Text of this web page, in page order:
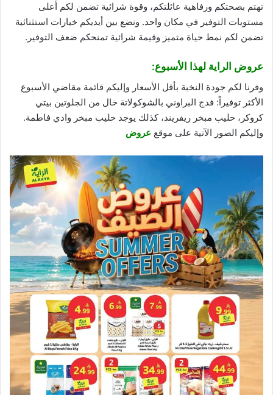
تهتم بصحتكم ورفاهية عائلتكم، وقوة شرائية تضمن لكم أعلى
مستويات التوفير في مكان واحد. ونضع بين أيديكم خيارات استثنائية
تضمن لكم نمط حياة متميز وقيمة شرائية تمنحكم ضعف التوفير.
عروض الراية لهذا الأسبوع:
وفرنا لكم جودة النخبة بأقل الأسعار وإليكم قائمة مقاضي الأسبوع
الأكثر توفيراً: فدج البراوني بالشوكولاتة خال من الجلوتين بيتي
كروكر، حليب مبخر ريفريند، كذلك يوجد حليب مبخر وادي فاطمة.
وإليكم الصور الآتية على موقع عروض